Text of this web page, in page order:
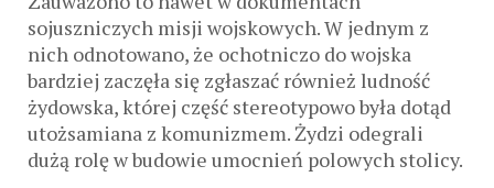
sojuszniczych misji wojskowych. W jednym z
nich odnotowano, że ochotniczo do wojska
bardziej zaczęła się zgłaszać również ludność
żydowska, której część stereotypowo była dotąd
utożsamiana z komunizmem. Żydzi odegrali
dużą rolę w budowie umocnień polowych stolicy.